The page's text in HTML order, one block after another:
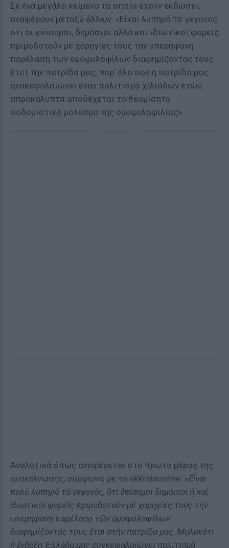
Σε ένα μεγάλο κείμενο το οποίο έχουν εκδώσει,
αναφέρουν μεταξύ άλλων: «Είναι λυπηρό το γεγονός
ότι οι επίσημοι, δημόσιοι αλλά και ιδιωτικοί φορείς
πριμοδοτούν με χορηγίες τους την υπερήφανη
παρέλαση των ομοφυλοφίλων διαφημίζοντας τους
έτσι την πατρίδα μας, παρ’ όλο που η πατρίδα μας
ανακεφαλαιώνει έναν πολιτισμό χιλιάδων ετών,
απροκάλυπτα αποδέχεται το θεομίσητο
σοδομιστικό μόλυσμα της ομοφυλοφιλίας».
Αναλυτικά όπως αναφέρεται στο πρώτο μέρος της
ανακοίνωσης, σύμφωνα με το ekklisiaonline: «Εἶναι
πολύ λυπηρό τό γεγονός, ὅτι ἐπίσημοι δημόσιοι ἤ καί
ἰδιωτικοί φορεῖς πριμοδοτοῦν μέ χορηγίες τους τήν
ὑπερήφανη παρέλαση τῶν ὁμοφυλοφίλων
διαφημίζοντάς τους ἔτσι στήν πατρίδα μας. Μολονότι
ἡ ἔνδοξη Ἑλλάδα μας συγκεφαλαιώνει πολιτισμό